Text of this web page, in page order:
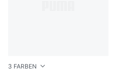
3 FARBEN